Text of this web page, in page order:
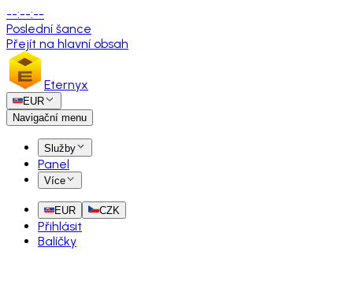
--:--:--
Poslední šance
Přejít na hlavní obsah
Eternyx
EUR
Navigační menu
Služby
Panel
Více
EUR CZK
Přihlásit
Balíčky